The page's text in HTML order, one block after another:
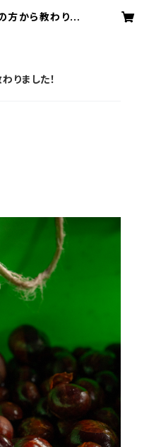
方から教わりま
りました！